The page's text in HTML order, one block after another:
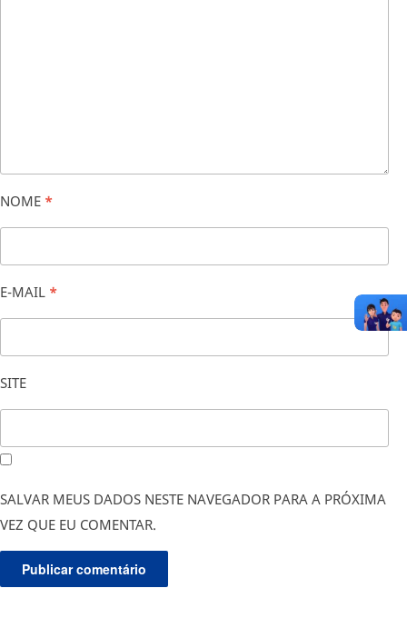
NOME *
E-MAIL *
SITE
SALVAR MEUS DADOS NESTE NAVEGADOR PARA A PRÓXIMA
VEZ QUE EU COMENTAR.